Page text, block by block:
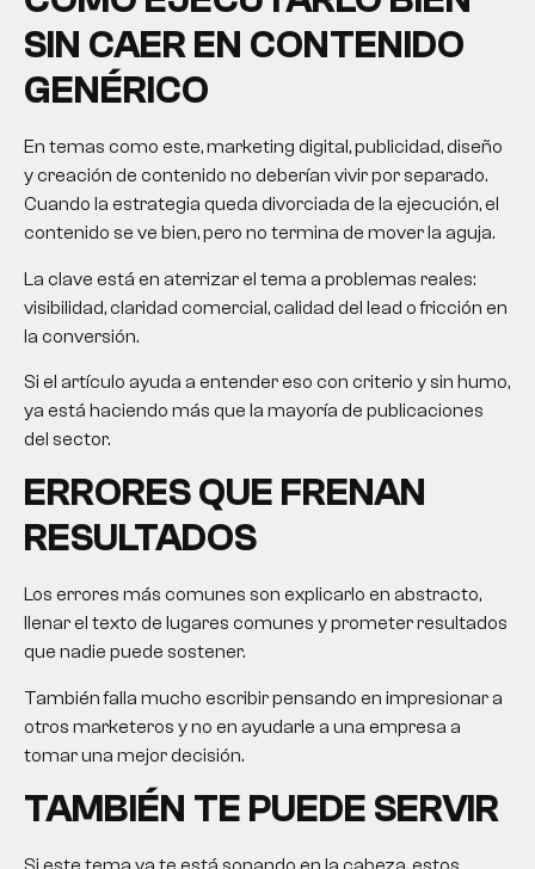
SIN CAER EN CONTENIDO
GENÉRICO
En temas como este, marketing digital, publicidad, diseño
y creación de contenido no deberían vivir por separado.
Cuando la estrategia queda divorciada de la ejecución, el
contenido se ve bien, pero no termina de mover la aguja.
La clave está en aterrizar el tema a problemas reales:
visibilidad, claridad comercial, calidad del lead o fricción en
la conversión.
Si el artículo ayuda a entender eso con criterio y sin humo,
ya está haciendo más que la mayoría de publicaciones
del sector.
ERRORES QUE FRENAN
RESULTADOS
Los errores más comunes son explicarlo en abstracto,
llenar el texto de lugares comunes y prometer resultados
que nadie puede sostener.
También falla mucho escribir pensando en impresionar a
otros marketeros y no en ayudarle a una empresa a
tomar una mejor decisión.
TAMBIÉN TE PUEDE SERVIR